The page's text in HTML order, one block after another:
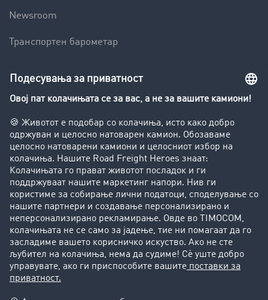
Newsroom
Транспортен барометар
Увид во транспортната берза
Забрани за возење на камиони
Фирма
Преку клиенти до нови клиенти
Успешни приказни
Поддршка
Поддршка
Правни прашања